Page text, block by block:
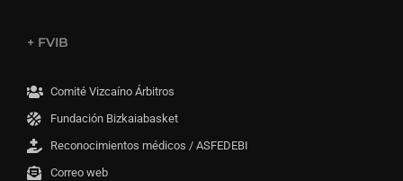
+ FVIB
Comité Vizcaíno Árbitros
Fundación Bizkaiabasket
Reconocimientos médicos / ASFEDEBI
Correo web